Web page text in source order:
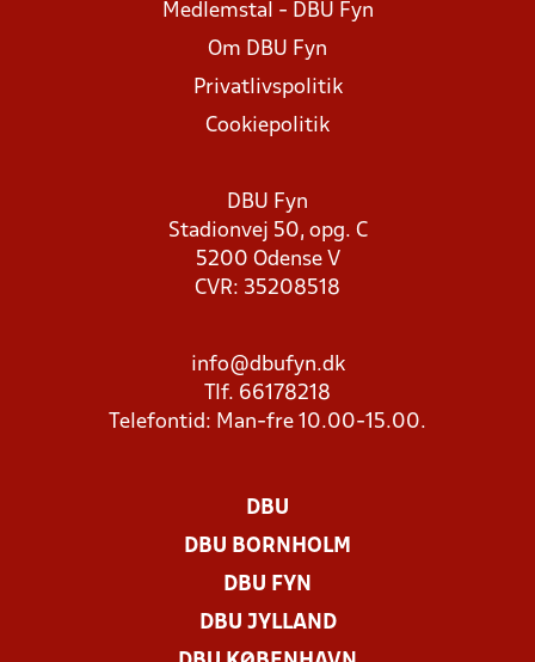
Medlemstal - DBU Fyn
Om DBU Fyn
Privatlivspolitik
Cookiepolitik
DBU Fyn
Stadionvej 50, opg. C
5200 Odense V
CVR: 35208518
info@dbufyn.dk
Tlf. 66178218
Telefontid: Man-fre 10.00-15.00.
DBU
DBU BORNHOLM
DBU FYN
DBU JYLLAND